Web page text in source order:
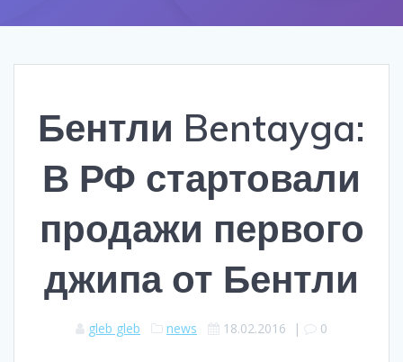
Бентли Bentayga:
В РФ стартовали
продажи первого
джипа от Бентли
gleb gleb news 18.02.2016 | 0